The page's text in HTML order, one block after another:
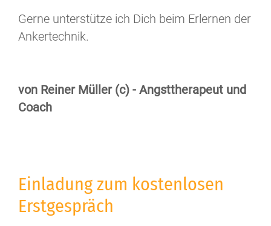
Gerne unterstütze ich Dich beim Erlernen der
Ankertechnik.
von Reiner Müller (c) - Angsttherapeut und
Coach
Einladung zum kostenlosen
Erstgespräch